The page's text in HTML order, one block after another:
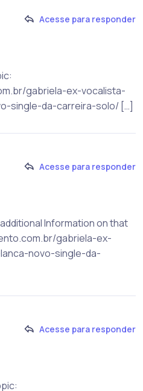
Acesse para responder
gabriela-ex-vocalista-
single-da-carreira-solo/ […]
Acesse para responder
Information on that
gabriela-ex-
novo-single-da-
Acesse para responder